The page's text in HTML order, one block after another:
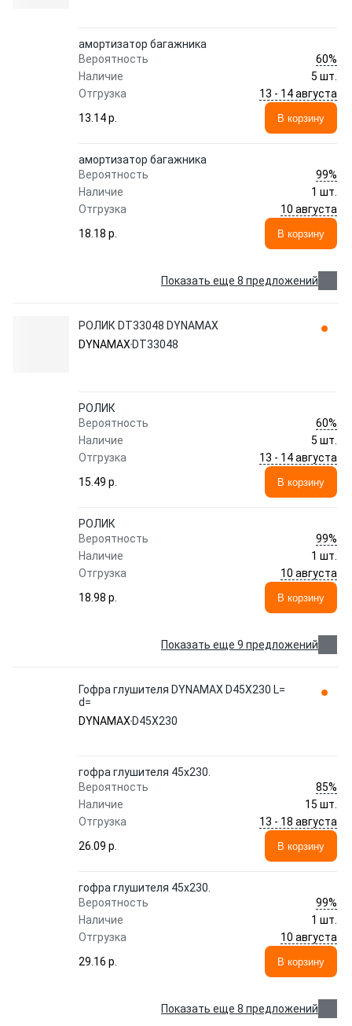
амортизатор багажника
Вероятность
60%
Наличие
5 шт.
Отгрузка
13 - 14 августа
13.14 p.
В корзину
амортизатор багажника
Вероятность
99%
Наличие
1 шт.
Отгрузка
10 августа
18.18 p.
В корзину
Показать еще 8 предложений
РОЛИК DT33048 DYNAMAX
DYNAMAX DT33048
РОЛИК
Вероятность
60%
Наличие
5 шт.
Отгрузка
13 - 14 августа
15.49 p.
В корзину
РОЛИК
Вероятность
99%
Наличие
1 шт.
Отгрузка
10 августа
18.98 p.
В корзину
Показать еще 9 предложений
Гофра глушителя DYNAMAX D45X230 L=
d=
DYNAMAX D45X230
гофра глушителя 45x230.
Вероятность
85%
Наличие
15 шт.
Отгрузка
13 - 18 августа
26.09 p.
В корзину
гофра глушителя 45x230.
Вероятность
99%
Наличие
1 шт.
Отгрузка
10 августа
29.16 p.
В корзину
Показать еще 8 предложений